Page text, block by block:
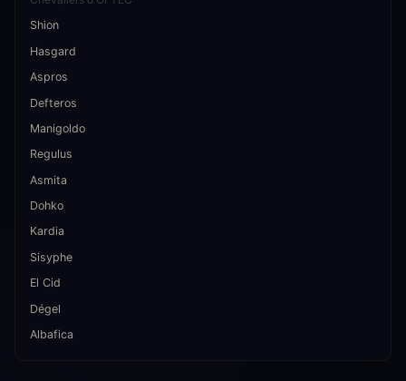
Shion
Hasgard
Aspros
Defteros
Manigoldo
Regulus
Asmita
Dohko
Kardia
Sisyphe
El Cid
Dégel
Albafica